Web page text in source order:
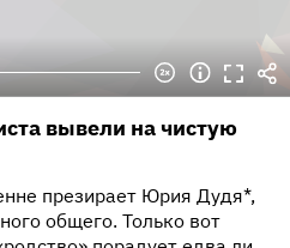
вывели на чистую
презирает Юрия Дудя*,
общего. Только вот